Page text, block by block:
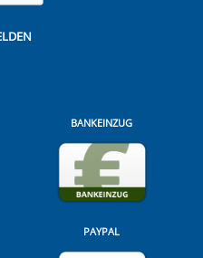
BANKEINZUG
PAYPAL